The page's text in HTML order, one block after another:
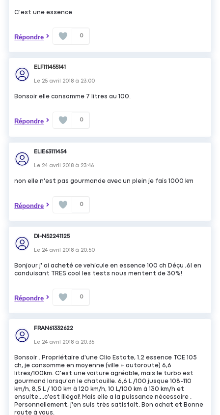
C'est une essence
Répondre 0
ELFI11455141
Le 25 avril 2018 à 23:00
Bonsoir elle consomme 7 litres au 100.
Répondre 0
ELIE63111454
Le 24 avril 2018 à 23:46
non elle n'est pas gourmande avec un plein je fais 1000 km
Répondre 0
DI-N52241125
Le 24 avril 2018 à 20:50
Bonjour j' ai acheté ce vehicule en essence 100 ch Déçu ,6l en
conduisant TRES cool les tests nous mentent de 30%!
Répondre 0
FRAN61332622
Le 24 avril 2018 à 20:35
Bonsoir . Propriétaire d'une Clio Estate, 1.2 essence TCE 105
ch, je consomme en moyenne (ville + autoroute) 6,6
litres/100km. C'est une voiture agréable, mais le turbo est
gourmand lorsqu'on le chatouille. 6,6 L /100 jusque 108-110
km/h, 8,5 L / 100 km à 120 km/h, 10 L/100 km à 130 km/h et
ensuite....c'est illégal! Mais elle a la puissance nécessaire .
Personnellement, j'en suis très satisfait. Bon achat et Bonne
route à vous.